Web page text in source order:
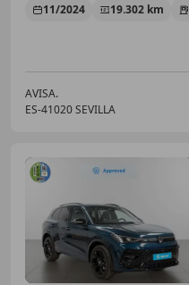
11/2024 19.302 km
AVISA.
ES-41020 SEVILLA